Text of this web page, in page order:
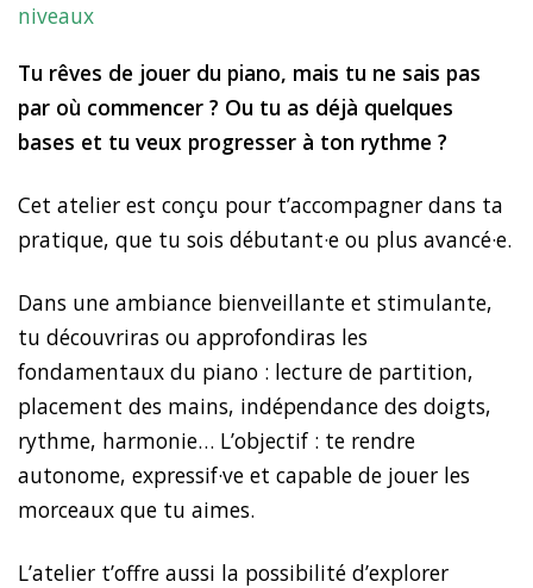
niveaux
Tu rêves de jouer du piano, mais tu ne sais pas
par où commencer ? Ou tu as déjà quelques
bases et tu veux progresser à ton rythme ?
Cet atelier est conçu pour t’accompagner dans ta
pratique, que tu sois débutant·e ou plus avancé·e.
Dans une ambiance bienveillante et stimulante,
tu découvriras ou approfondiras les
fondamentaux du piano : lecture de partition,
placement des mains, indépendance des doigts,
rythme, harmonie… L’objectif : te rendre
autonome, expressif·ve et capable de jouer les
morceaux que tu aimes.
L’atelier t’offre aussi la possibilité d’explorer